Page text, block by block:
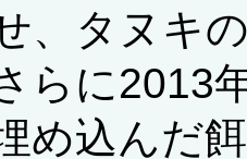
、タヌキ
らに2013
め込んだ